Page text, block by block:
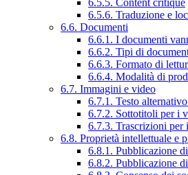
6.5.5. Content critique
6.5.6. Traduzione e
6.6. Documenti
6.6.1. I documenti
6.6.2. Tipi di
6.6.3. Formato di
6.6.4. Modalità di
6.7. Immagini e video
6.7.1. Testo
6.7.2. Sottotitoli per i
6.7.3. Trascrizioni per
6.8. Proprietà intellettuale e
6.8.1. Pubblicazione
6.8.2. Pubblicazione